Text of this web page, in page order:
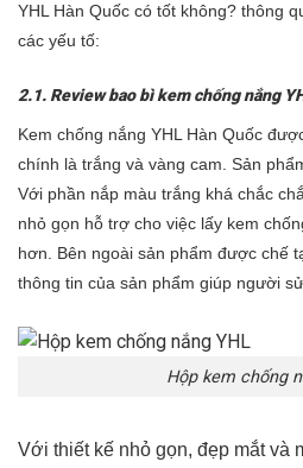
YHL Hàn Quốc có tốt không? thông
các yếu tố:
2.1. Review bao bì kem chống nắng
Kem chống nắng YHL Hàn Quốc
chính là trắng và vàng cam. Sản
Với phần nắp màu trắng khá chắc
nhỏ gọn hỗ trợ cho việc lấy kem
hơn. Bên ngoài sản phẩm được chế
thông tin của sản phẩm giúp người
Hộp kem chống
Với thiết kế nhỏ gọn, đẹp mắt và